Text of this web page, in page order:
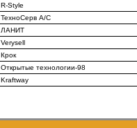
R-Style
ТехноСерв А/C
ЛАНИТ
Verysell
Крок
Открытые технологии-98
Kraftway